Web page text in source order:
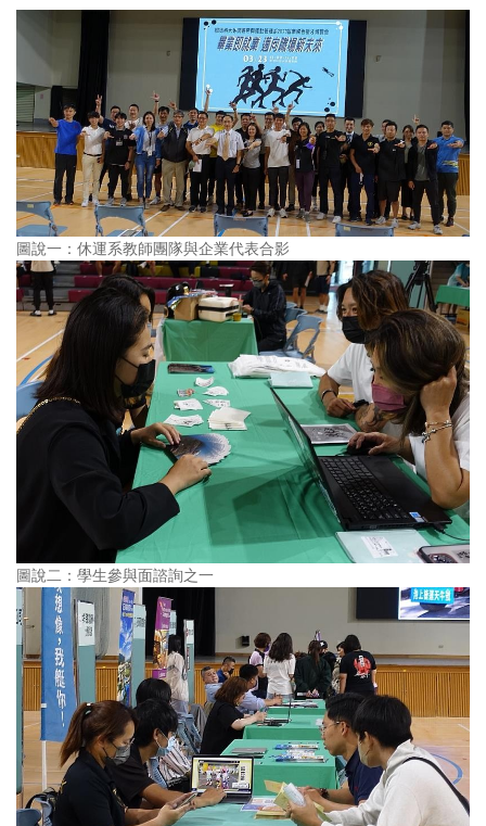
圖說一：休運系教師團隊與企業代表合影
圖說二：學生參與面諮詢之一